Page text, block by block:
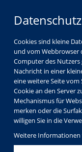
Datenschutz
Cookies sind kleine
und vom Webbrowser
Computer des
Nachricht in einer
eine weitere Seite
Cookie an den Server
Mechanismus für
merken oder die
willigen Sie in die
Weitere Informationen